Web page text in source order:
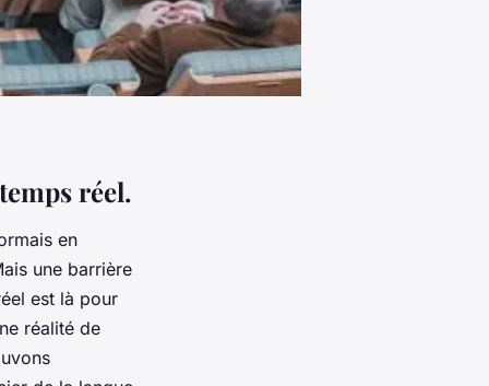
réel.
en
une barrière
est là pour
réalité de